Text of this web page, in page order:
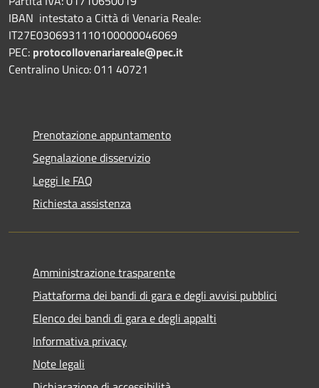
IBAN intestato a Città di Venaria Reale:
IT27E0306931110100000046069
PEC: protocollovenariareale@pec.it
Centralino Unico: 011 40721
Prenotazione appuntamento
Segnalazione disservizio
Leggi le FAQ
Richiesta assistenza
Amministrazione trasparente
Piattaforma dei bandi di gara e degli avvisi pubblici
Elenco dei bandi di gara e degli appalti
Informativa privacy
Note legali